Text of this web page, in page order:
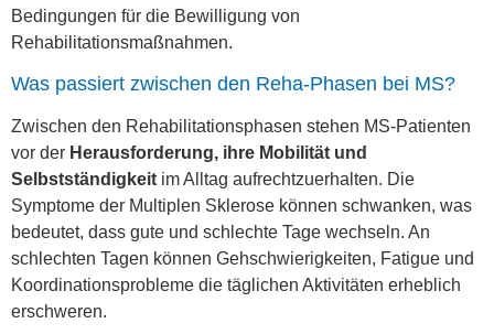
Bedingungen für die Bewilligung von
Rehabilitationsmaßnahmen.
Was passiert zwischen den Reha-Phasen bei MS?
Zwischen den Rehabilitationsphasen stehen MS-Patienten
vor der Herausforderung, ihre Mobilität und
Selbstständigkeit im Alltag aufrechtzuerhalten. Die
Symptome der Multiplen Sklerose können schwanken, was
bedeutet, dass gute und schlechte Tage wechseln. An
schlechten Tagen können Gehschwierigkeiten, Fatigue und
Koordinationsprobleme die täglichen Aktivitäten erheblich
erschweren.